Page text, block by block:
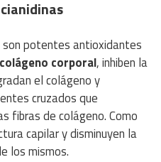
potentes antioxidantes
colágeno corporal, inhiben la
el colágeno y
cruzados que
fibras de colágeno. Como
capilar y disminuyen la
los mismos.